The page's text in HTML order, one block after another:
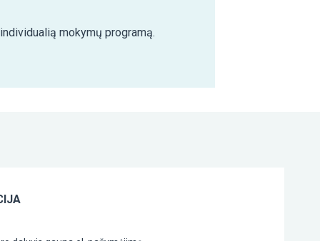
mokymų programą.